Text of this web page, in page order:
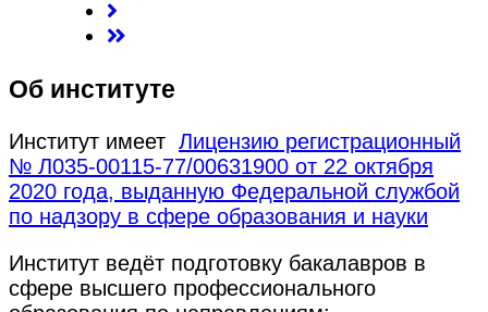
Об институте
Институт имеет Лицензию регистрационный
№ Л035-00115-77/00631900 от 22 октября
2020 года, выданную Федеральной службой
по надзору в сфере образования и науки
Институт ведёт подготовку бакалавров в
сфере высшего профессионального